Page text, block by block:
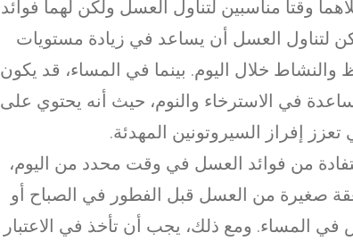
وقتا مناسبين لتناول العسل ولكن لهما فوائد
لتناول العسل أن يساعد في زيادة مستويات
والنشاط خلال اليوم. بينما في المساء، قد يكون
في الاسترخاء والنوم، حيث أنه يحتوي على
تعزز إفراز السيروتونين المهدئة.
من فوائد العسل في وقت محدد من اليوم،
صغيرة من العسل قبل الفطور في الصباح أو
في المساء. ومع ذلك، يجب أن تأخذ في الاعتبار